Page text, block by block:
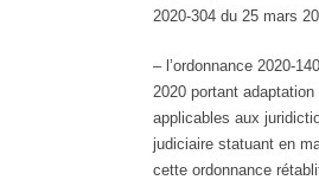
2020-304 du 25 mars
– l’ordonnance 2020-
2020 portant adaptation
applicables aux
judiciaire statuant en
cette ordonnance